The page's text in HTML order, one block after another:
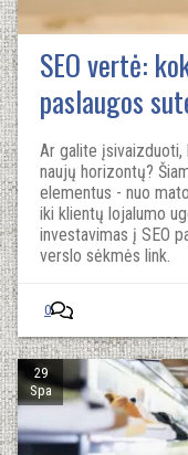
SEO vertė:
paslaugos
Ar galite įsivaizduoti,
naujų horizontų?
elementus - nuo
iki klientų lojalumo
investavimas į SEO
verslo sėkmės link.
0
29
Spa